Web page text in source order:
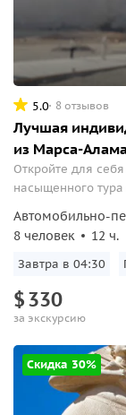
5.0 8 отзывов
Лучшая
из Марса-
Откройте для
насыщенного
программе!
Автомобильно-
8 человек
12 ч.
Завтра в 04:30
$330
за экскурсию
Скидка 30%